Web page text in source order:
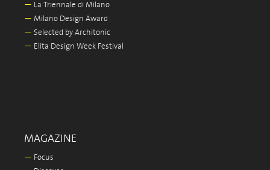
— La Triennale di Milano
— Milano Design Award
— Selected by Architonic
— Elita Design Week Festival
MAGAZINE
— Focus